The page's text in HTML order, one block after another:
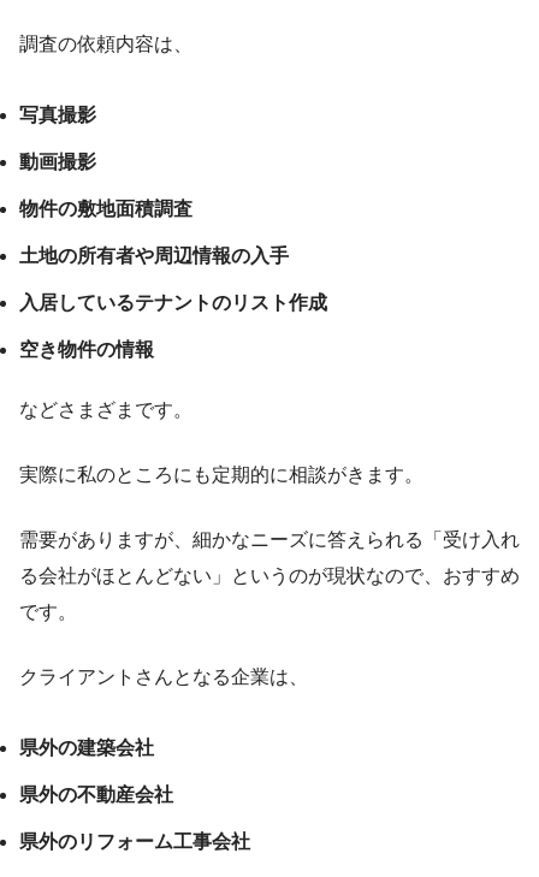
調査の依頼内容は、
写真撮影
動画撮影
物件の敷地面積調査
土地の所有者や周辺情報の入手
入居しているテナントのリスト作成
空き物件の情報
などさまざま です。
実際に私のところにも定期的に相談がきます。
需要がありますが、細かなニーズに答えられる「受け入れ
る会社がほとんどない」というのが現状なので、おすすめ
です。
クライアントさんとなる企業は、
県外の建築会社
県外の不動産会社
県外のリフォーム工事会社